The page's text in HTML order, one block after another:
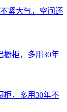
紧大气，空间还
柜，多用30年不